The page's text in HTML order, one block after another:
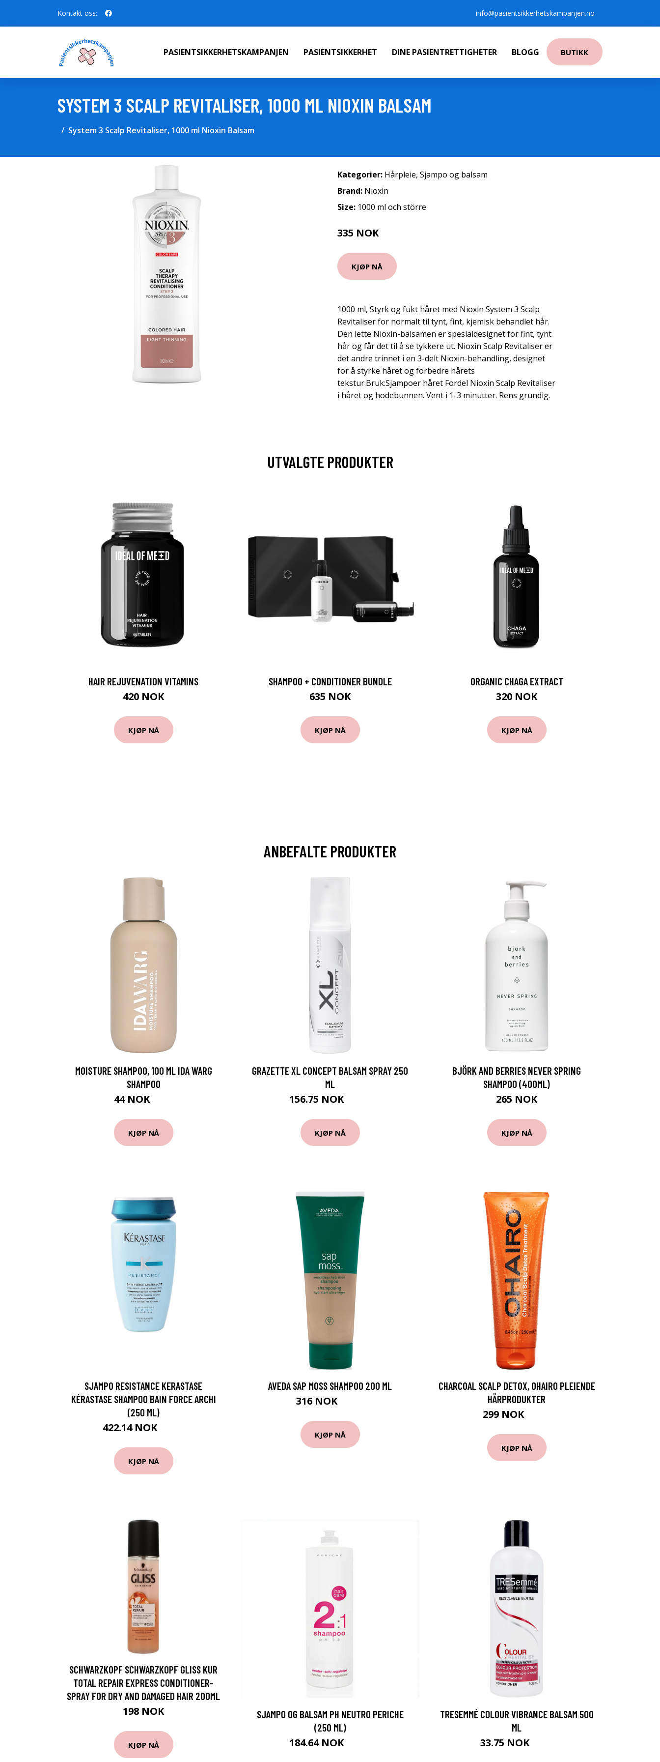
Kontakt oss: info@pasientsikkerhetskampanjen.no
PASIENTSIKKERHETSKAMPANJEN PASIENTSIKKERHET DINE PASIENTRETTIGHETER BLOGG BUTIKK
SYSTEM 3 SCALP REVITALISER, 1000 ML NIOXIN BALSAM
System 3 Scalp Revitaliser, 1000 ml Nioxin Balsam
Kategorier: Hårpleie, Sjampo og balsam
Brand: Nioxin
Size: 1000 ml och större
335 NOK
KJØP NÅ
1000 ml, Styrk og fukt håret med Nioxin System 3 Scalp
Revitaliser for normalt til tynt, fint, kjemisk behandlet hår.
Den lette Nioxin-balsamen er spesialdesignet for fint, tynt
hår og får det til å se tykkere ut. Nioxin Scalp Revitaliser er
det andre trinnet i en 3-delt Nioxin-behandling, designet
for å styrke håret og forbedre hårets
tekstur.Bruk:Sjampoer håret Fordel Nioxin Scalp Revitaliser
i håret og hodebunnen. Vent i 1-3 minutter. Rens grundig.
UTVALGTE PRODUKTER
HAIR REJUVENATION VITAMINS
420 NOK
KJØP NÅ
SHAMPOO + CONDITIONER BUNDLE
635 NOK
KJØP NÅ
ORGANIC CHAGA EXTRACT
320 NOK
KJØP NÅ
ANBEFALTE PRODUKTER
MOISTURE SHAMPOO, 100 ML IDA WARG
SHAMPOO
44 NOK
KJØP NÅ
GRAZETTE XL CONCEPT BALSAM SPRAY 250
ML
156.75 NOK
KJØP NÅ
BJÖRK AND BERRIES NEVER SPRING
SHAMPOO (400ML)
265 NOK
KJØP NÅ
SJAMPO RESISTANCE KERASTASE
KÉRASTASE SHAMPOO BAIN FORCE ARCHI
(250 ML)
422.14 NOK
KJØP NÅ
AVEDA SAP MOSS SHAMPOO 200 ML
316 NOK
KJØP NÅ
CHARCOAL SCALP DETOX, OHAIRO PLEIENDE
HÅRPRODUKTER
299 NOK
KJØP NÅ
SCHWARZKOPF SCHWARZKOPF GLISS KUR
TOTAL REPAIR EXPRESS CONDITIONER-
SPRAY FOR DRY AND DAMAGED HAIR 200ML
198 NOK
KJØP NÅ
SJAMPO OG BALSAM PH NEUTRO PERICHE
(250 ML)
184.64 NOK
TRESEMMÉ COLOUR VIBRANCE BALSAM 500
ML
33.75 NOK